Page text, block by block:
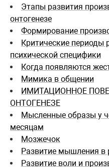
Этапы развития
онтогенезе
Формирование
Критические периоды
психической специфики
Когда появляются
Мимика в общении
ИМИТАЦИОННОЕ
ОНТОГЕНЕЗЕ
Мысленные образы у
месяцам
Мозжечок
Развитие мышления в
Развитие воли и